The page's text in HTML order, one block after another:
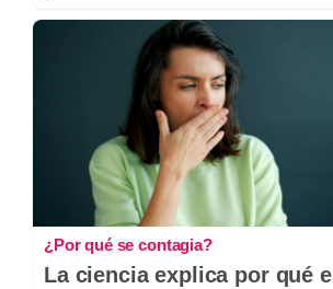
¿Por qué se contagia?
La ciencia explica por qué el